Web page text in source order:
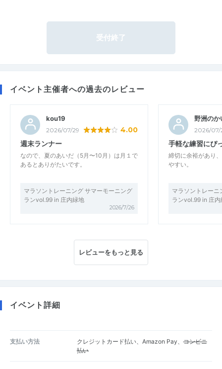
受付終了
イベント主催者への過去のレビュー
kou19
2026/07/29 4.00
週末ランナー
なので、夏のあいだ（5月〜10月）は月１で
あるとありがたいです。
マラソントレーニング サマーモーニング
ランvol.99 in 庄内緑地
2026/7/26
野洲のか
2026/07/
手軽な練習にぴ
締切に余裕があり
やすい。
マラソントレーニ
ランvol.99 in 庄内
レビューをもっと見る
イベント詳細
支払い方法 クレジットカード払い、Amazon Pay、コンビニ
払い